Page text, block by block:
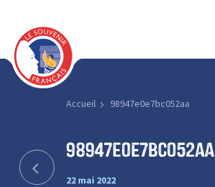
Accueil 98947e0e7bc052aa
98947e0e7bc052aa
22 mai 2022